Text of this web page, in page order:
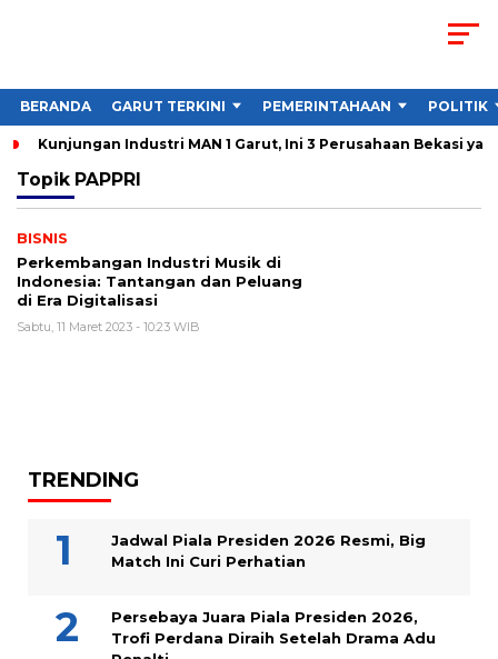
BERANDA GARUT TERKINI PEMERINTAHAAN POLITIK
Kunjungan Industri MAN 1 Garut, Ini 3 Perusahaan Bekasi
Topik PAPPRI
BISNIS
Perkembangan Industri Musik di
Indonesia: Tantangan dan Peluang
di Era Digitalisasi
Sabtu, 11 Maret 2023 - 10:23 WIB
TRENDING
Jadwal Piala Presiden 2026 Resmi, Big
Match Ini Curi Perhatian
Persebaya Juara Piala Presiden 2026,
Trofi Perdana Diraih Setelah Drama Adu